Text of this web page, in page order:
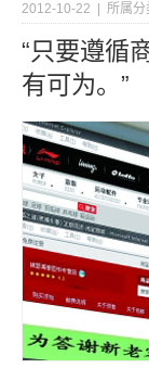
2012-10-22 | 所属分
“只要遵循
有可为。”